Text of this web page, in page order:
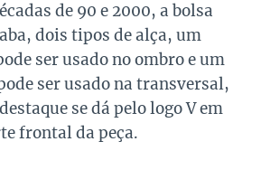
de 90 e 2000, a bolsa
dois tipos de alça, um
ser usado no ombro e um
ser usado na transversal,
se dá pelo logo V em
frontal da peça.